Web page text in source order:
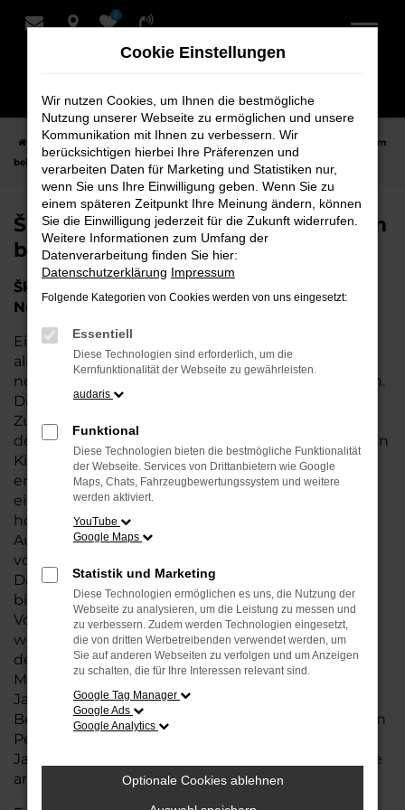
Zum
0
Startseite Nordenham Škoda
Škoda Jahreswagen für Nordenham
bei Schmidt + Koch
Škoda Jahreswagen für Nordenham
bei Schmidt + Koch
Škoda Jahreswagen – Die perfekte Wahl für
Nordenham
Ein Škoda Jahreswagen ist die perfekte Wahl für
alle, die in der Nähe von Nordenham ein nahezu
neues Fahrzeug zu einem attraktiven Preis suchen.
Diese Fahrzeuge bieten Ihnen die Qualität und
Zuverlässigkeit eines Neuwagens, jedoch zu
deutlich günstigeren Konditionen. Mit nur wenigen
Kilometern auf dem Tacho und in einem
erstklassigen Zustand sind Škoda Jahreswagen
eine ausgezeichnete Wahl für Käufer, die von der
hohen Wertigkeit und den modernen
Ausstattungen profitieren möchten, ohne den
vollen Neuwagenpreis zu zahlen.
Dank der sorgfältigen Wartung und Inspektion
bieten diese Fahrzeuge nahezu die gleichen
Vorteile wie ein Neuwagen, jedoch zu einem
wesentlich besseren Preis-Leistungs-Verhältnis. In
der Nähe von Nordenham haben Sie die
Möglichkeit, aus einer breiten Auswahl an Škoda
Jahreswagen zu wählen, die perfekt auf Ihre
Bedürfnisse abgestimmt sind. Ob für den täglichen
Pendelverkehr oder für längere Fahrten, ein
Jahreswagen von Škoda erfüllt höchste Ansprüche
an Komfort, Sicherheit und Technik.
Cookie Einstellungen
Wir nutzen Cookies, um Ihnen die bestmögliche
Nutzung unserer Webseite zu ermöglichen und unsere
Kommunikation mit Ihnen zu verbessern. Wir
berücksichtigen hierbei Ihre Präferenzen und
verarbeiten Daten für Marketing und Statistiken nur,
wenn Sie uns Ihre Einwilligung geben. Wenn Sie zu
einem späteren Zeitpunkt Ihre Meinung ändern, können
Sie die Einwilligung jederzeit für die Zukunft widerrufen.
Weitere Informationen zum Umfang der
Datenverarbeitung finden Sie hier:
Datenschutzerklärung Impressum
Folgende Kategorien von Cookies werden von uns eingesetzt:
Essentiell
Diese Technologien sind erforderlich, um die
Kernfunktionalität der Webseite zu gewährleisten.
audaris
Funktional
Diese Technologien bieten die bestmögliche Funktionalität
der Webseite. Services von Drittanbietern wie Google
Maps, Chats, Fahrzeugbewertungssystem und weitere
werden aktiviert.
YouTube
Google Maps
Statistik und Marketing
Diese Technologien ermöglichen es uns, die Nutzung der
Webseite zu analysieren, um die Leistung zu messen und
zu verbessern. Zudem werden Technologien eingesetzt,
die von dritten Werbetreibenden verwendet werden, um
Sie auf anderen Webseiten zu verfolgen und um Anzeigen
zu schalten, die für Ihre Interessen relevant sind.
Google Tag Manager
Google Ads
Google Analytics
Optionale Cookies ablehnen